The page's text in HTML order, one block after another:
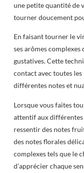
une petite quantité de
tourner doucement
En faisant tourner le
ses arômes complexes
gustatives. Cette
contact avec toutes
différentes notes et
Lorsque vous faites
attentif aux différentes
ressentir des notes
des notes florales
complexes tels que le
d’apprécier chaque